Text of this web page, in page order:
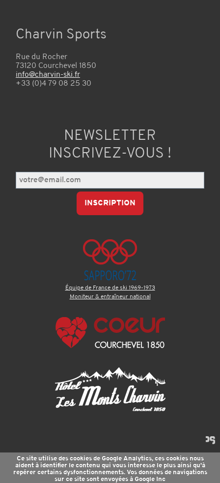
Charvin Sports
Rue du Rocher
73120 Courchevel 1850
info@charvin-ski.fr
+33 (0)4 79 08 25 30
NEWSLETTER
INSCRIVEZ-VOUS !
Équipe de France de ski 1969-1973
Moniteur & entraîneur national
Ce site utilise des cookies de Google Analytics, ces cookies nous
aident à identifier le contenu qui vous interesse le plus ainsi qu'à
repérer certains dysfonctionnements. Vos données de navigations
sur ce site sont envoyées à Google Inc